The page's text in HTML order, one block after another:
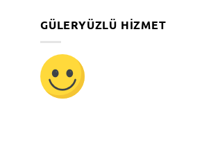
GÜLERYÜZLÜ HIZMET